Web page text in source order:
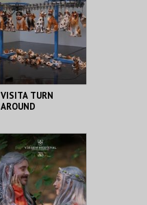
MAIS INFO
COMPRAR
VISITA TURN
AROUND
MAAT
MAIS INFO